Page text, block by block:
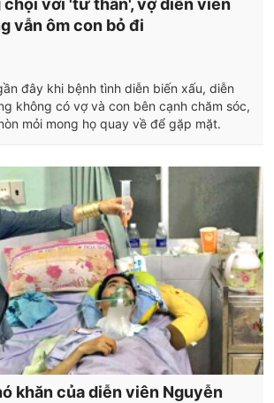
chọi với 'tử thần', vợ diễn viên
vẫn ôm con bỏ đi
đây khi bệnh tình diễn biến xấu, diễn
không có vợ và con bên cạnh chăm sóc,
mỏi mong họ quay về để gặp mặt.
khăn của diễn viên Nguyễn